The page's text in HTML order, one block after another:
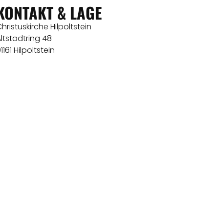
& LAGE
Hilpoltstein
48
Hilpoltstein